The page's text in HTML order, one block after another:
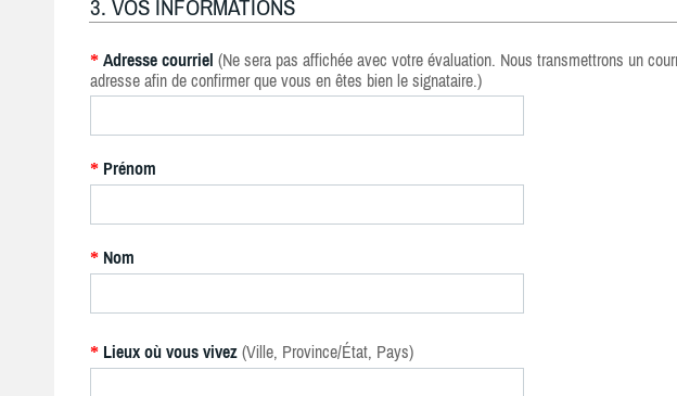
3. VOS INFORMATIONS
* Adresse courriel (Ne sera pas affichée avec votre évaluation. Nous transmettrons un
adresse afin de confirmer que vous en êtes bien le signataire.)
* Prénom
* Nom
* Lieux où vous vivez (Ville, Province/État, Pays)